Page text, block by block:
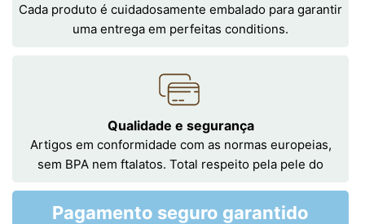
Cada produto é cuidadosamente embalado para garantir
uma entrega em perfeitas conditions.
Qualidade e segurança
Artigos em conformidade com as normas europeias,
sem BPA nem ftalatos. Total respeito pela pele do
Pagamento seguro garantido